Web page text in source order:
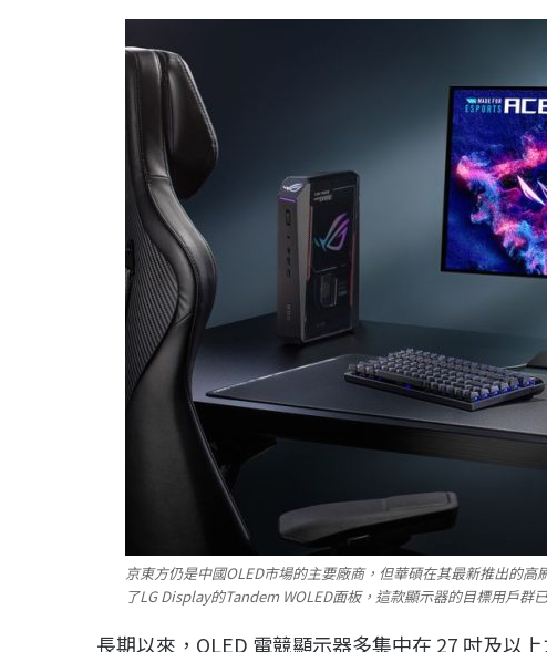
京東方仍是中國OLED市場的主要廠商，但華碩在其最新推出的高
了LG Display的Tandem WOLED面板，這款顯示器的目標用戶群
長期以來，OLED 電競顯示器多集中在 27 吋及以